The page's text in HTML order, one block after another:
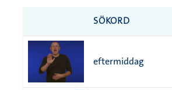
SÖKORD
eftermiddag